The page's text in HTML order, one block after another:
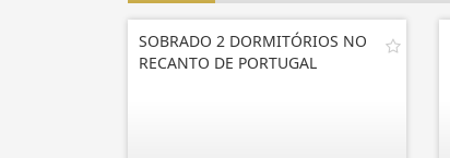
SOBRADO 2 DORMITÓRIOS NO
RECANTO DE PORTUGAL